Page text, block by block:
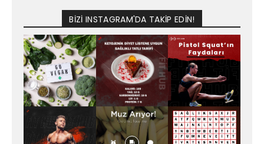
BİZİ INSTAGRAM'DA TAKİP EDİN!